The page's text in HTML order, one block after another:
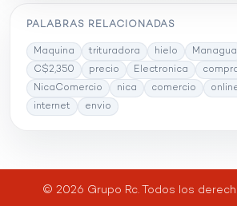
PALABRAS RELACIONADAS
Maquina trituradora hielo Managua
C$2,350
precio Electronica
NicaComercio
nica comercio
internet
envio
© 2026 Grupo Rc. Todos los